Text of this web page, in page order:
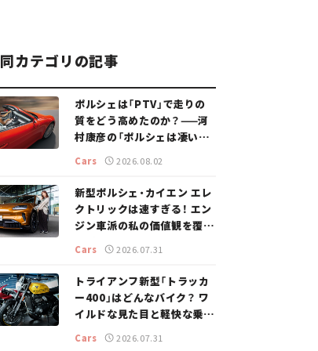
同カテゴリの記事
ポルシェは「PTV」で走りの
質をどう高めたのか？——河
村康彦の「ポルシェは凄い！」
Cars 2026.08.02
新型ポルシェ・カイエン エレ
クトリックは速すぎる！ エン
ジン車派の私の価値観を覆し
た、新しいポルシェの走り。
Cars 2026.07.31
トライアンフ新型「トラッカ
ー400」はどんなバイク？ ワ
イルドな見た目と軽快な乗り
味を両立した400ccフラット
トラッカー【試乗レビュー】
Cars 2026.07.31